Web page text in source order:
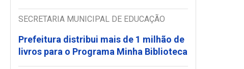
SECRETARIA MUNICIPAL DE EDUCAÇÃO
Prefeitura distribui mais de 1 milhão de
livros para o Programa Minha Biblioteca